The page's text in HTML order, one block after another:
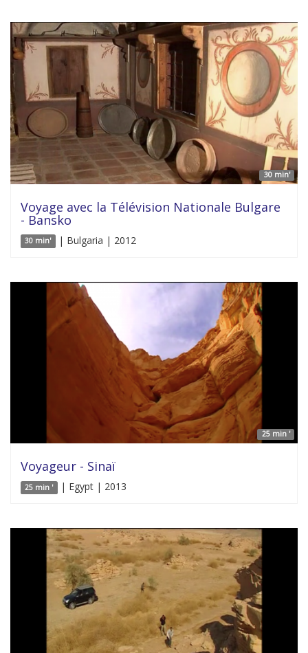
30 min'
Voyage avec la Télévision Nationale Bulgare
- Bansko
30 min' | Bulgaria | 2012
25 min '
Voyageur - Sinaï
25 min ' | Egypt | 2013